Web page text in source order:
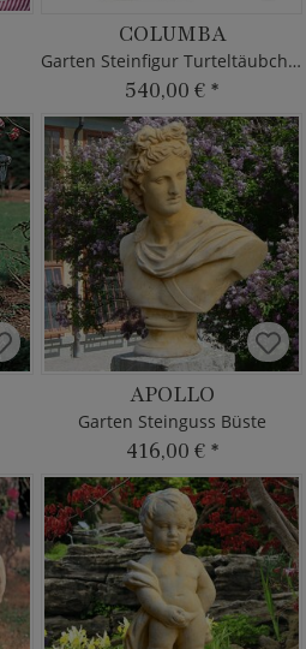
COLUMBA
Garten Steinfigur Turteltäubchen
540,00 € *
APOLLO
Garten Steinguss Büste
416,00 € *